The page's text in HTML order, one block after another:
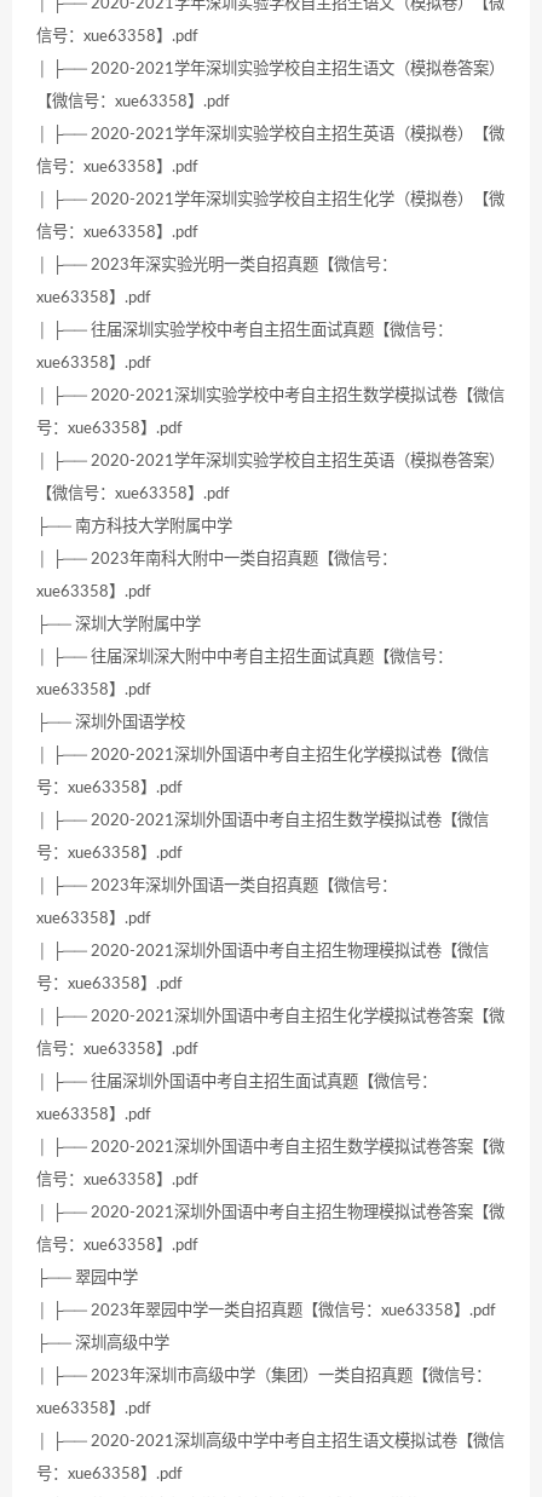
│ ├── 2020-2021学年深圳实验学校自主招生语文（模拟卷）【微
信号：xue63358】.pdf
│ ├── 2020-2021学年深圳实验学校自主招生语文（模拟卷答案）
【微信号：xue63358】.pdf
│ ├── 2020-2021学年深圳实验学校自主招生英语（模拟卷）【微
信号：xue63358】.pdf
│ ├── 2020-2021学年深圳实验学校自主招生化学（模拟卷）【微
信号：xue63358】.pdf
│ ├── 2023年深实验光明一类自招真题【微信号：
xue63358】.pdf
│ ├── 往届深圳实验学校中考自主招生面试真题【微信号：
xue63358】.pdf
│ ├── 2020-2021深圳实验学校中考自主招生数学模拟试卷【微信
号：xue63358】.pdf
│ ├── 2020-2021学年深圳实验学校自主招生英语（模拟卷答案）
【微信号：xue63358】.pdf
├── 南方科技大学附属中学
│ ├── 2023年南科大附中一类自招真题【微信号：
xue63358】.pdf
├── 深圳大学附属中学
│ ├── 往届深圳深大附中中考自主招生面试真题【微信号：
xue63358】.pdf
├── 深圳外国语学校
│ ├── 2020-2021深圳外国语中考自主招生化学模拟试卷【微信
号：xue63358】.pdf
│ ├── 2020-2021深圳外国语中考自主招生数学模拟试卷【微信
号：xue63358】.pdf
│ ├── 2023年深圳外国语一类自招真题【微信号：
xue63358】.pdf
│ ├── 2020-2021深圳外国语中考自主招生物理模拟试卷【微信
号：xue63358】.pdf
│ ├── 2020-2021深圳外国语中考自主招生化学模拟试卷答案【微
信号：xue63358】.pdf
│ ├── 往届深圳外国语中考自主招生面试真题【微信号：
xue63358】.pdf
│ ├── 2020-2021深圳外国语中考自主招生数学模拟试卷答案【微
信号：xue63358】.pdf
│ ├── 2020-2021深圳外国语中考自主招生物理模拟试卷答案【微
信号：xue63358】.pdf
├── 翠园中学
│ ├── 2023年翠园中学一类自招真题【微信号：xue63358】.pdf
├── 深圳高级中学
│ ├── 2023年深圳市高级中学（集团）一类自招真题【微信号：
xue63358】.pdf
│ ├── 2020-2021深圳高级中学中考自主招生语文模拟试卷【微信
号：xue63358】.pdf